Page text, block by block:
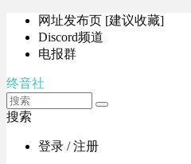
网址发布页 [建议收藏]
Discord频道
电报群
终音社
搜索
登录 / 注册